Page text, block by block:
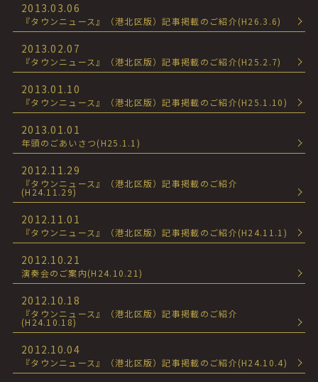
2013.03.06
『タウンニュース』（港北区版）記事掲載のご紹介(H26.3.6)
2013.02.07
『タウンニュース』（港北区版）記事掲載のご紹介(H25.2.7)
2013.01.10
『タウンニュース』（港北区版）記事掲載のご紹介(H25.1.10)
2013.01.01
年頭のごあいさつ(H25.1.1)
2012.11.29
『タウンニュース』（港北区版）記事掲載のご紹介
(H24.11.29)
2012.11.01
『タウンニュース』（港北区版）記事掲載のご紹介(H24.11.1)
2012.10.21
演奏会のご案内(H24.10.21)
2012.10.18
『タウンニュース』（港北区版）記事掲載のご紹介
(H24.10.18)
2012.10.04
『タウンニュース』（港北区版）記事掲載のご紹介(H24.10.4)